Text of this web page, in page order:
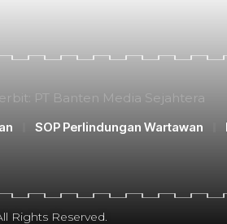
PT Banten Media Sejahtera
SOP Perlindungan Wartawan
Rights Reserved.